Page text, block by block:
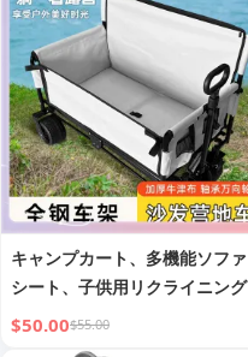
キャンプカート、多機能ソファ
シート、子供用リクライニング
$50.00$55.00